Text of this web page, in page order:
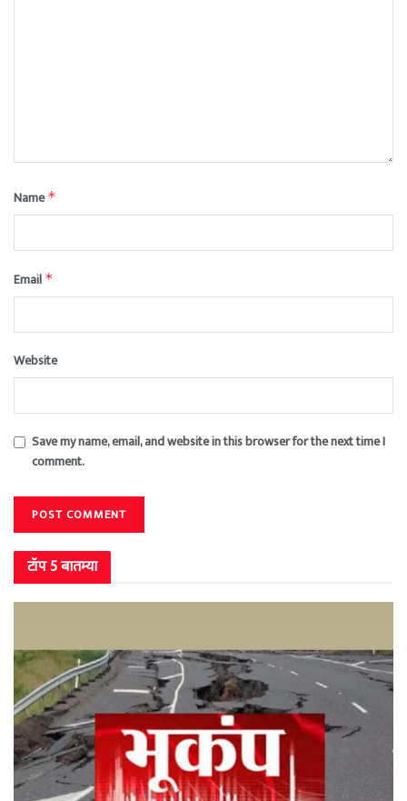
Name*
Email *
Website
Save my name, email, and website in this browser for the next time I
comment.
टॉप 5 बातम्या